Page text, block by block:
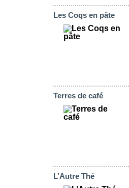
Les Coqs en pâte
Terres de café
L’Autre Thé